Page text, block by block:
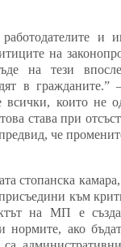
и
на
на тези
в
които не
става при
че
стопанска
към
на МП е
нормите, ако